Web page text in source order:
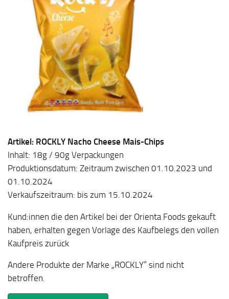
Artikel: ROCKLY Nacho Cheese Mais-Chips
Inhalt: 18g / 90g Verpackungen
Produktionsdatum: Zeitraum zwischen 01.10.2023 und
01.10.2024
Verkaufszeitraum: bis zum 15.10.2024
Kund:innen die den Artikel bei der Orienta Foods gekauft
haben, erhalten gegen Vorlage des Kaufbelegs den vollen
Kaufpreis zurück
Andere Produkte der Marke „ROCKLY“ sind nicht
betroffen.